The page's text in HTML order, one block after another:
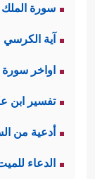
سورة الملك
آية الكرسي
اواخر سورة
تفسير ابن
أدعية من
الدعاء